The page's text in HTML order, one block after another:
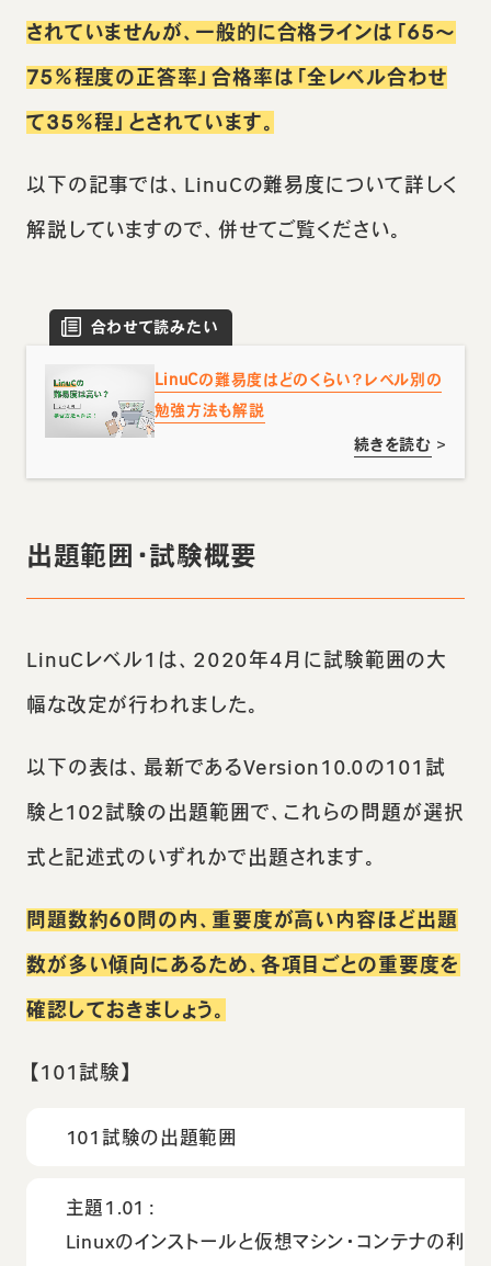
されていませんが、一般的に合格ラインは「65〜
75％程度の正答率」合格率は「全レベル合わせ
て35％程」とされています。
以下の記事では、LinuCの難易度について詳しく
解説していますので、併せてご覧ください。
合わせて読みたい
LinuCの難易度はどのくらい？レベル別の
勉強方法も解説
続きを読む >
出題範囲・試験概要
LinuCレベル1は、2020年4月に試験範囲の大
幅な改定が行われました。
以下の表は、最新であるVersion10.0の101試
験と102試験の出題範囲で、これらの問題が選択
式と記述式のいずれかで出題されます。
問題数約60問の内、重要度が高い内容ほど出題
数が多い傾向にあるため、各項目ごとの重要度を
確認しておきましょう。
【101試験】
101試験の出題範囲
主題1.01：
Linuxのインストールと仮想マシン・コンテナの利用